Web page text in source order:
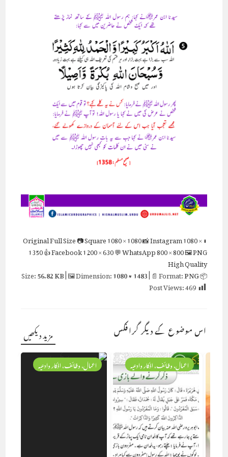
⬇ Original
Full Size📷 Square1080 × 1080📸 Instagram1080 ×
1350👍 Facebook1200 × 630💬 WhatsApp800 × 800🖼 PNG
High Quality
📦 Size:
56.82 KB| 🖼 Dimension:1080 × 1483| 📄 Format:PNG
Post Views:469
اس موضوع کے دیگر گرافکس مزید دیکھیں
اعمال، وظائف، اذکار وادعیہ اعمال، وظائف، اذکار وادعیہ